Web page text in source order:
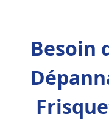
Besoin